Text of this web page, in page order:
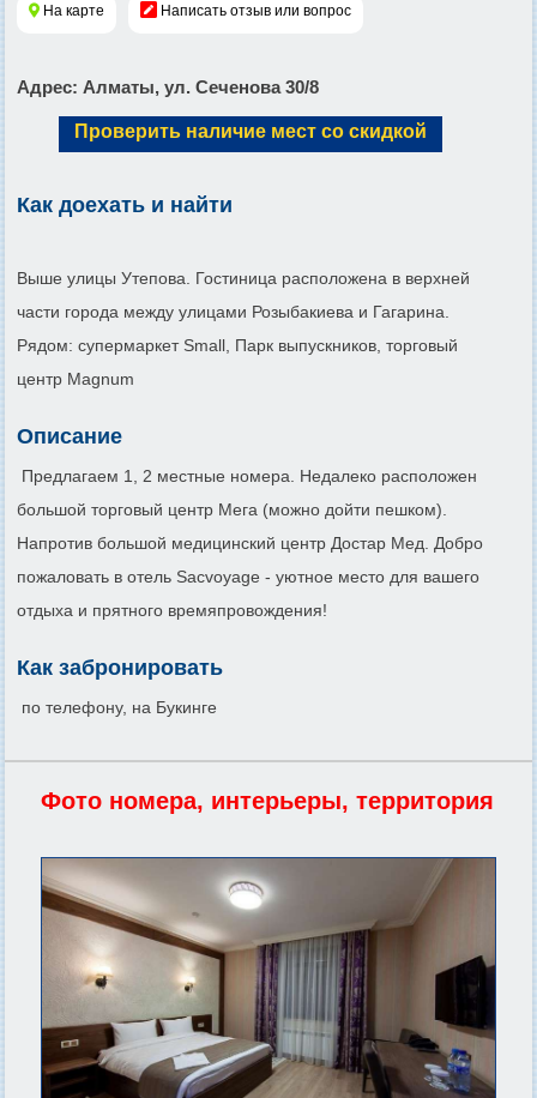
На карте Написать отзыв или вопрос
Адрес: Алматы, ул. Сеченова 30/8
Проверить наличие мест со скидкой
Как доехать и найти
Выше улицы Утепова. Гостиница расположена в верхней
части города между улицами Розыбакиева и Гагарина.
Рядом: супермаркет Small, Парк выпускников, торговый
центр Magnum
Описание
Предлагаем 1, 2 местные номера. Недалеко расположен
большой торговый центр Мега (можно дойти пешком).
Напротив большой медицинский центр Достар Мед. Добро
пожаловать в отель Sacvoyage - уютное место для вашего
отдыха и прятного времяпровождения!
Как забронировать
по телефону, на Букинге
Фото номера, интерьеры, территория